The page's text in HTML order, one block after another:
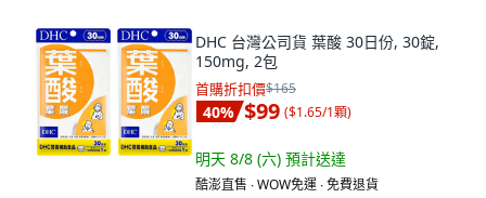
DHC 台灣公司貨 葉酸 30日份, 30錠,
150mg, 2包
首購折扣價$165
40% $99 ($1.65/1顆)
明天 8/8 (六) 預計送達
酷澎直售 ∙ WOW免運 ∙ 免費退貨